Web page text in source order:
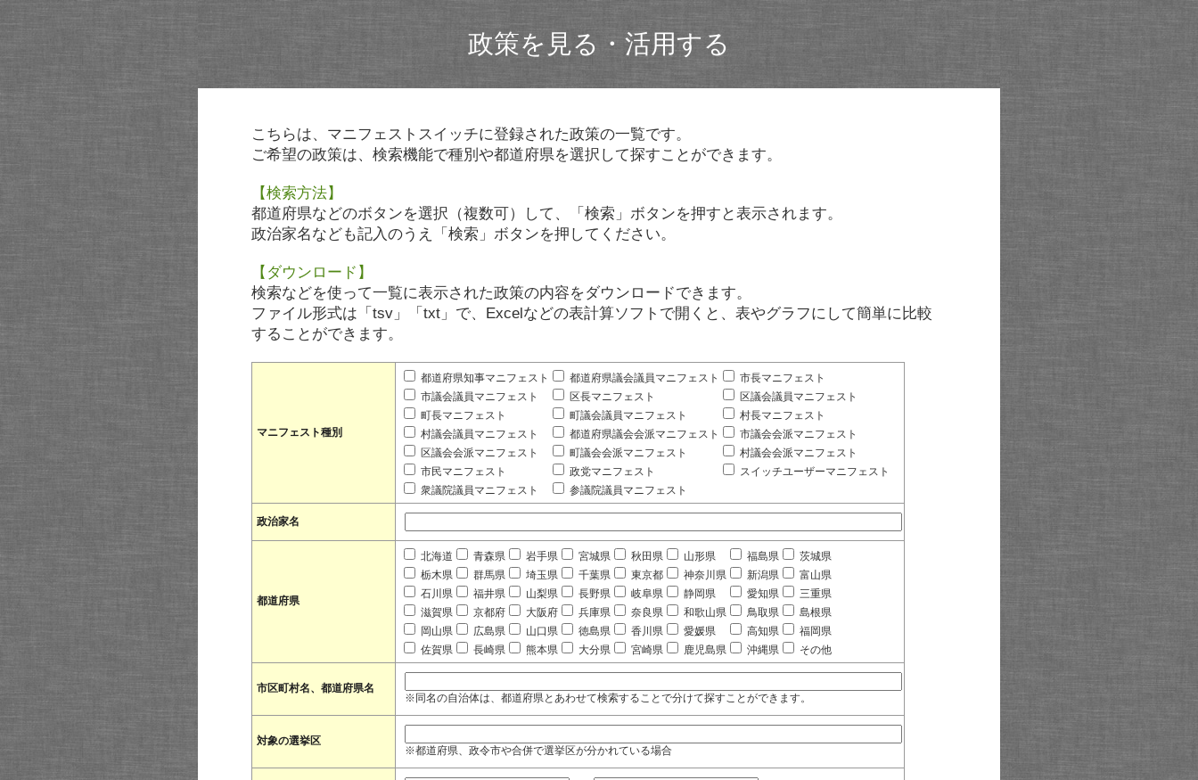
政策を見る・活用する
こちらは、マニフェストスイッチに登録された政策の一覧です。
ご希望の政策は、検索機能で種別や都道府県を選択して探すことができます。
【検索方法】
都道府県などのボタンを選択（複数可）して、「検索」ボタンを押すと表示されます。
政治家名なども記入のうえ「検索」ボタンを押してください。
【ダウンロード】
検索などを使って一覧に表示された政策の内容をダウンロードできます。
ファイル形式は「tsv」「txt」で、Excelなどの表計算ソフトで開くと、表やグラフにして簡単に比較
することができます。
マニフェスト種別
都道府県知事マニフェスト 都道府県議会議員マニフェスト
市長マニフェスト
市議会議員マニフェスト
区長マニフェスト
区議会議員マニフェスト
町長マニフェスト
町議会議員マニフェスト
村長マニフェスト
村議会議員マニフェスト
都道府県議会会派マニフェスト
市議会会派マニフェスト
区議会会派マニフェスト
町議会会派マニフェスト
村議会会派マニフェスト
市民マニフェスト
政党マニフェスト
スイッチユーザーマニフェスト
衆議院議員マニフェスト
参議院議員マニフェスト
政治家名
都道府県
北海道 青森県 岩手県 宮城県 秋田県 山形県 福島県
茨城県
栃木県
群馬県 埼玉県 千葉県 東京都 神奈川県 新潟県
富山県
石川県
福井県 山梨県 長野県 岐阜県 静岡県 愛知県
三重県
滋賀県
京都府 大阪府 兵庫県 奈良県 和歌山県 鳥取県
島根県
岡山県
広島県 山口県 徳島県 香川県 愛媛県 高知県
福岡県
佐賀県
長崎県 熊本県 大分県 宮崎県 鹿児島県 沖縄県 その他
市区町村名、都道府県名
※同名の自治体は、都道府県とあわせて検索することで分けて探すことができます。
対象の選挙区
※都道府県、政令市や合併で選挙区が分かれている場合